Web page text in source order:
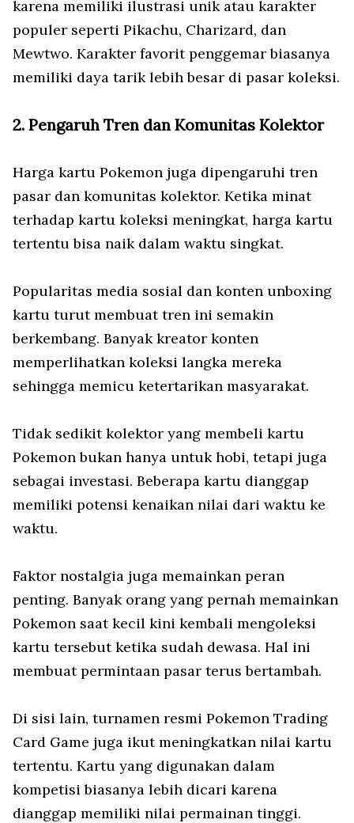
karena memiliki ilustrasi unik atau karakter
populer seperti Pikachu, Charizard, dan
Mewtwo. Karakter favorit penggemar biasanya
memiliki daya tarik lebih besar di pasar koleksi.
2. Pengaruh Tren dan Komunitas Kolektor
Harga kartu Pokemon juga dipengaruhi tren
pasar dan komunitas kolektor. Ketika minat
terhadap kartu koleksi meningkat, harga kartu
tertentu bisa naik dalam waktu singkat.
Popularitas media sosial dan konten unboxing
kartu turut membuat tren ini semakin
berkembang. Banyak kreator konten
memperlihatkan koleksi langka mereka
sehingga memicu ketertarikan masyarakat.
Tidak sedikit kolektor yang membeli kartu
Pokemon bukan hanya untuk hobi, tetapi juga
sebagai investasi. Beberapa kartu dianggap
memiliki potensi kenaikan nilai dari waktu ke
waktu.
Faktor nostalgia juga memainkan peran
penting. Banyak orang yang pernah memainkan
Pokemon saat kecil kini kembali mengoleksi
kartu tersebut ketika sudah dewasa. Hal ini
membuat permintaan pasar terus bertambah.
Di sisi lain, turnamen resmi Pokemon Trading
Card Game juga ikut meningkatkan nilai kartu
tertentu. Kartu yang digunakan dalam
kompetisi biasanya lebih dicari karena
dianggap memiliki nilai permainan tinggi.